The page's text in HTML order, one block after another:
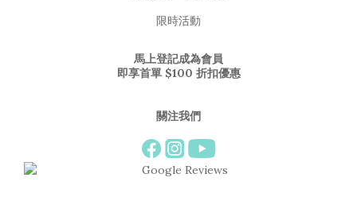
限時活動
馬上登記成為會員
即享首單 $100 折扣優惠
關注我們